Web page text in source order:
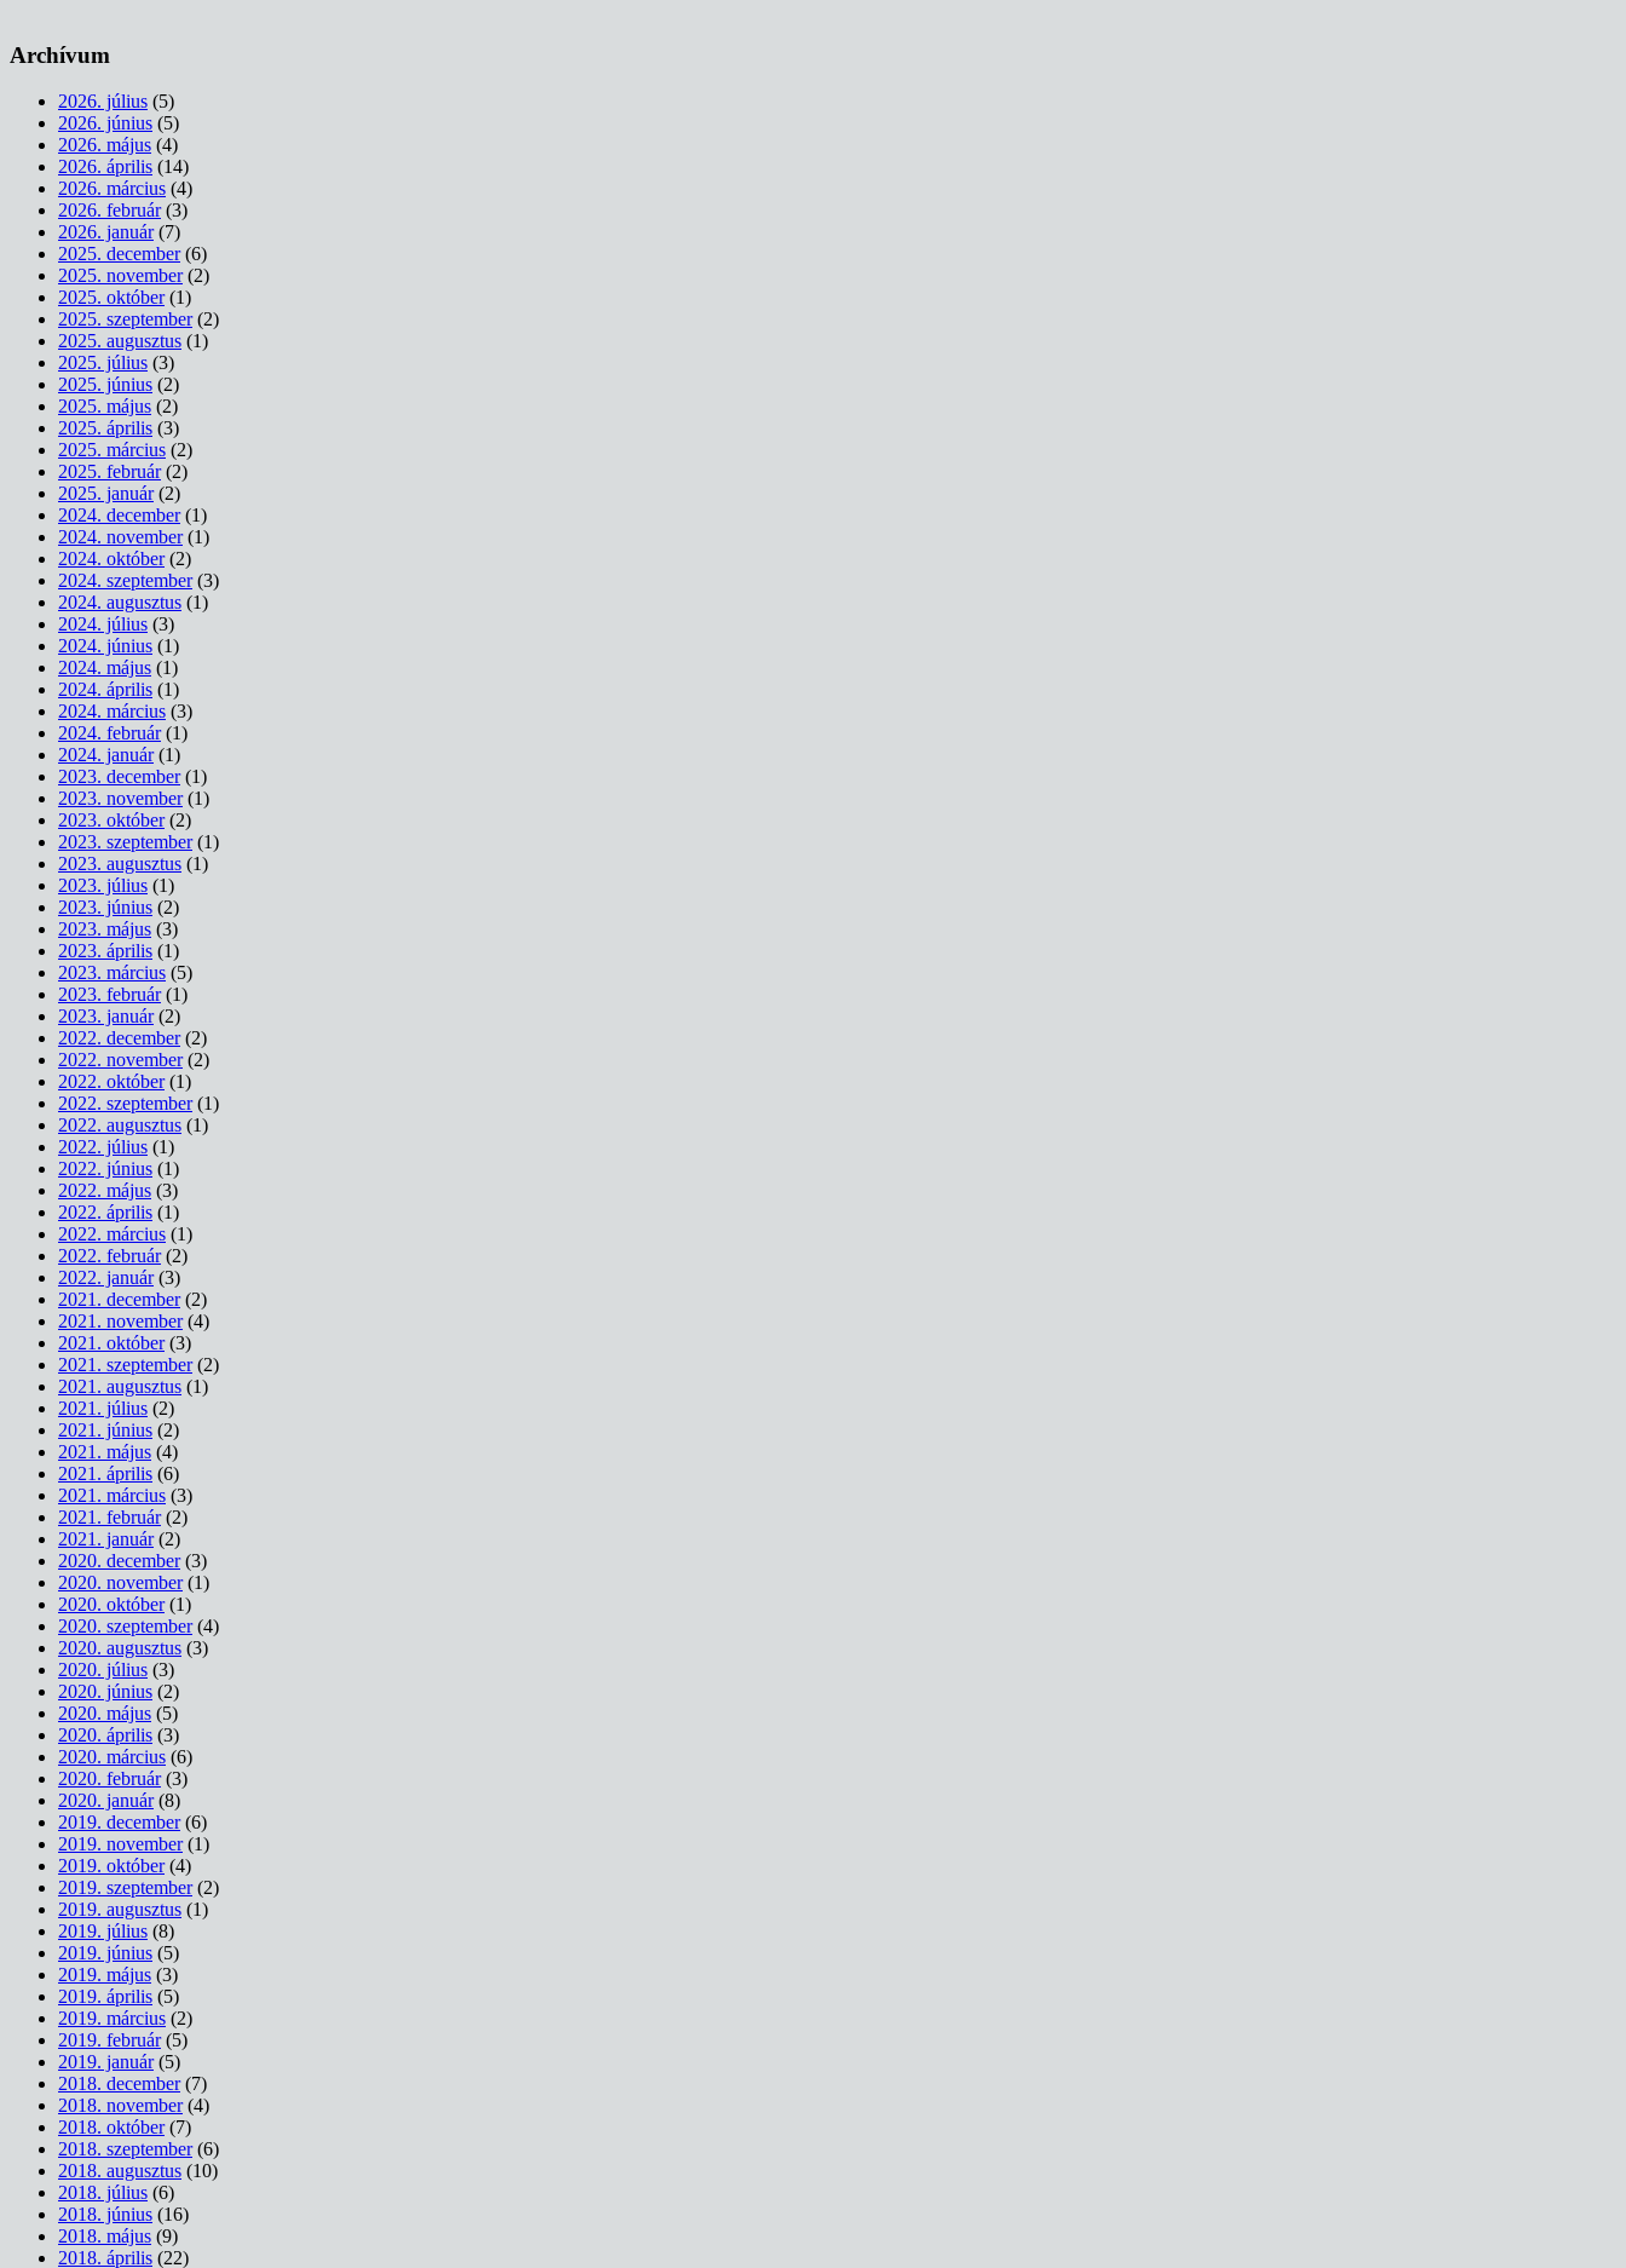
Archívum
2026. július (5)
2026. június (5)
2026. május (4)
2026. április (14)
2026. március (4)
2026. február(3)
2026. január(7)
2025. december(6)
2025. november(2)
2025. október(1)
2025. szeptember(2)
2025. augusztus (1)
2025. július (3)
2025. június (2)
2025. május (2)
2025. április (3)
2025. március (2)
2025. február(2)
2025. január(2)
2024. december(1)
2024. november(1)
2024. október(2)
2024. szeptember(3)
2024. augusztus (1)
2024. július (3)
2024. június (1)
2024. május (1)
2024. április (1)
2024. március (3)
2024. február(1)
2024. január(1)
2023. december(1)
2023. november(1)
2023. október(2)
2023. szeptember(1)
2023. augusztus (1)
2023. július (1)
2023. június (2)
2023. május (3)
2023. április (1)
2023. március (5)
2023. február(1)
2023. január(2)
2022. december(2)
2022. november(2)
2022. október(1)
2022. szeptember(1)
2022. augusztus (1)
2022. július (1)
2022. június (1)
2022. május (3)
2022. április (1)
2022. március (1)
2022. február(2)
2022. január(3)
2021. december(2)
2021. november(4)
2021. október(3)
2021. szeptember(2)
2021. augusztus (1)
2021. július (2)
2021. június (2)
2021. május (4)
2021. április (6)
2021. március (3)
2021. február(2)
2021. január(2)
2020. december(3)
2020. november(1)
2020. október(1)
2020. szeptember(4)
2020. augusztus (3)
2020. július (3)
2020. június (2)
2020. május (5)
2020. április (3)
2020. március (6)
2020. február(3)
2020. január(8)
2019. december(6)
2019. november(1)
2019. október(4)
2019. szeptember(2)
2019. augusztus (1)
2019. július (8)
2019. június (5)
2019. május (3)
2019. április (5)
2019. március (2)
2019. február(5)
2019. január(5)
2018. december(7)
2018. november(4)
2018. október(7)
2018. szeptember(6)
2018. augusztus (10)
2018. július (6)
2018. június (16)
2018. május (9)
2018. április (22)